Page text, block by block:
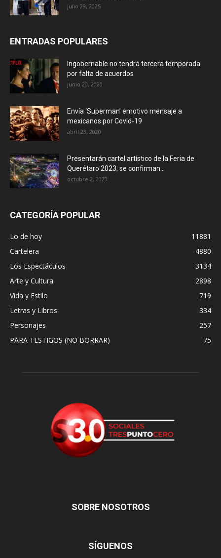
julio 29, 2025
ENTRADAS POPULARES
Ingobernable no tendrá tercera temporada
por falta de acuerdos
junio 20, 2020
Envía ‘Superman’ emotivo mensaje a
mexicanos por Covid-19
abril 23, 2020
Presentarán cartel artístico de la Feria de
Querétaro 2023; se confirman...
octubre 2, 2023
CATEGORÍA POPULAR
Lo de hoy
11881
Cartelera
4880
Los Espectáculos
3134
Arte y Cultura
2898
Vida y Estilo
719
Letras y Libros
334
Personajes
257
PARA TESTIGOS (NO BORRAR)
75
SOBRE NOSOTROS
SÍGUENOS